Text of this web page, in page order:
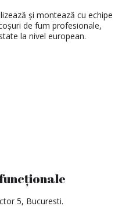
și montează cu echipe
de fum profesionale,
la nivel european.
5, Bucuresti.